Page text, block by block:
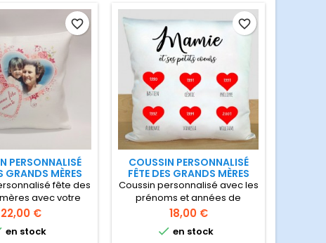
douce et absorbante, un joli
cadeau pour la fête des
grands-mères
PERSONNALISÉ
GRANDS MÈRES
fête des
avec votre
en lin blanc
zippée
Prix
22,00 €
en stock
favorite_border
COUSSIN PERSONNALISÉ
FÊTE DES GRANDS MÈRES
Coussin personnalisé avec les
prénoms et années de
naissance des petits enfants
Idée de cadeau pour la fête
des grand-mères
Prix
18,00 €
 en stock
favorite_border